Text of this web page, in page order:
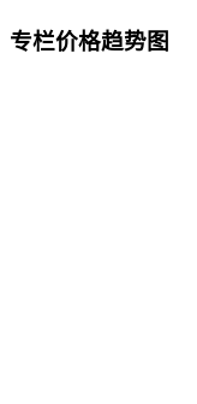
专栏价格趋势图